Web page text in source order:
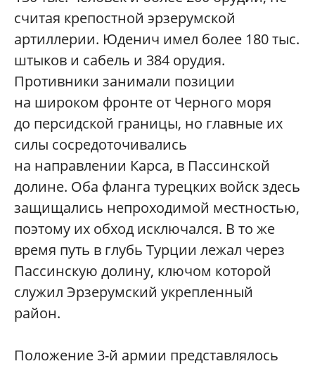
считая крепостной эрзерумской
артиллерии. Юденич имел более 180 тыс.
штыков и сабель и 384 орудия.
Противники занимали позиции
на широком фронте от Черного моря
до персидской границы, но главные их
силы сосредоточивались
на направлении Карса, в Пассинской
долине. Оба фланга турецких войск здесь
защищались непроходимой местностью,
поэтому их обход исключался. В то же
время путь в глубь Турции лежал через
Пассинскую долину, ключом которой
служил Эрзерумский укрепленный
район.
Положение 3-й армии представлялось